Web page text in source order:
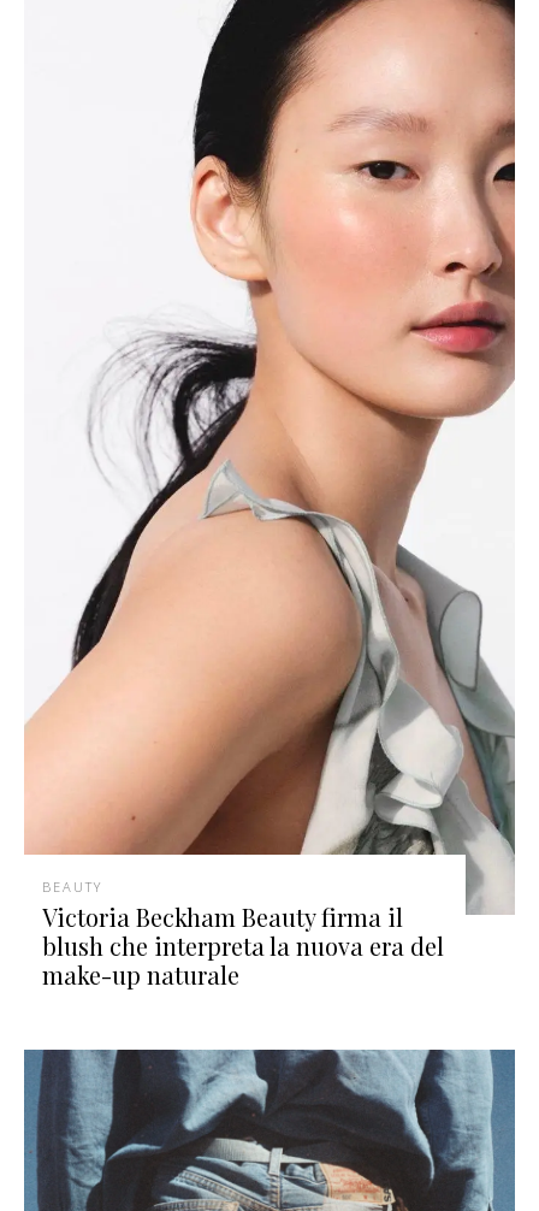
BEAUTY
Victoria Beckham Beauty firma il
blush che interpreta la nuova era del
make-up naturale